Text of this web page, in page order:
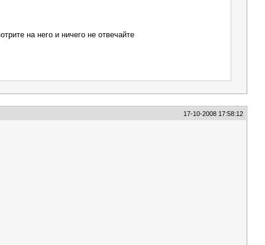
на него и ничего не отвечайте
17-10-2008 17:58:12